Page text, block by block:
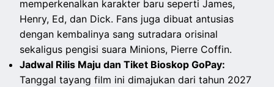
memperkenalkan karakter baru seperti James,
Henry, Ed, dan Dick. Fans juga dibuat antusias
dengan kembalinya sang sutradara orisinal
sekaligus pengisi suara Minions, Pierre Coffin.
Jadwal Rilis Maju dan Tiket Bioskop GoPay:
Tanggal tayang film ini dimajukan dari tahun 2027